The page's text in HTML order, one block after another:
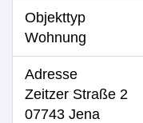
Objekttyp
Wohnung
Adresse
Zeitzer Straße 2
07743 Jena